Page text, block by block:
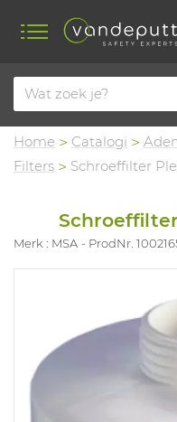
Home Catalogi
Filters
Schroeffilter
Merk : MSA ProdNr.